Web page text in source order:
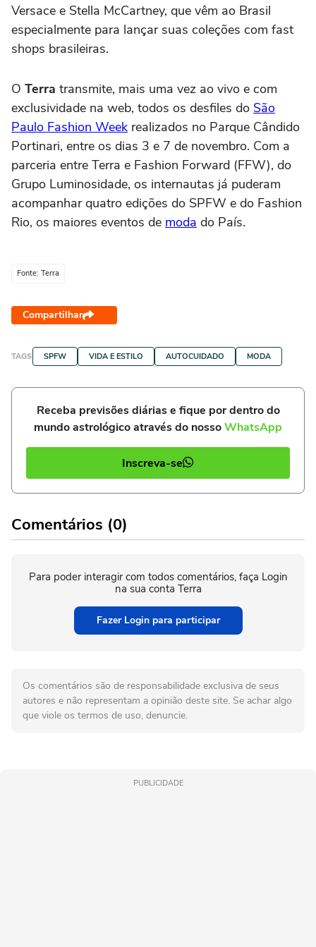
Versace e Stella McCartney, que vêm ao Brasil
especialmente para lançar suas coleções com fast
shops brasileiras.
O Terra transmite, mais uma vez ao vivo e com
exclusividade na web, todos os desfiles do São
Paulo Fashion Week realizados no Parque Cândido
Portinari, entre os dias 3 e 7 de novembro. Com a
parceria entre Terra e Fashion Forward (FFW), do
Grupo Luminosidade, os internautas já puderam
acompanhar quatro edições do SPFW e do Fashion
Rio, os maiores eventos de moda do País.
Fonte: Terra
Compartilhar
TAGS SPFW VIDA E ESTILO AUTOCUIDADO MODA
Receba previsões diárias e fique por dentro do
mundo astrológico através do nossoWhatsApp
Inscreva-se
Comentários (0)
Para poder interagir com todos comentários, faça Login
na sua conta Terra
Fazer Login para participar
Os comentários são de responsabilidade exclusiva de seus
autores e não representam a opinião deste site. Se achar algo
que viole os termos de uso, denuncie.
PUBLICIDADE